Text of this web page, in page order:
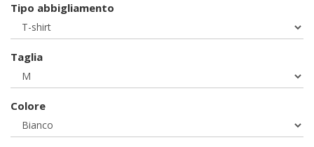
Tipo abbigliamento
Taglia
Colore